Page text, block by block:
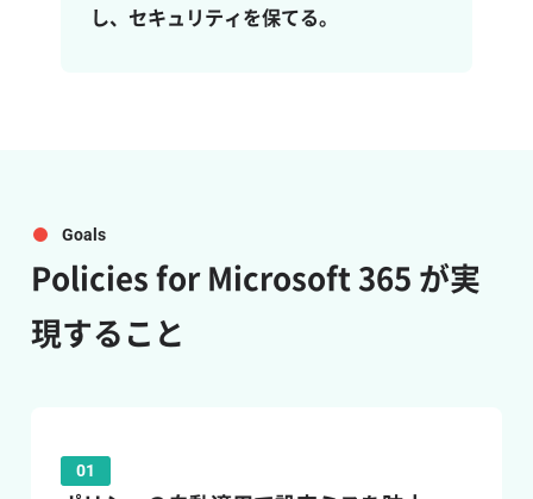
し、セキュリティを保てる。
Goals
Policies for Microsoft 365 が実
現すること
01